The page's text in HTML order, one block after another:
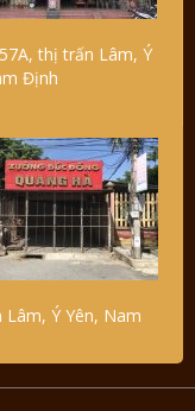
thị trấn Lâm, Ý
Định
Lâm, Ý Yên, Nam